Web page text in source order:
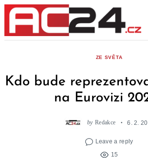
Skip
content
ZE SVĚTA
Kdo bude
na Eurovizi
by Redakce 6. 2.
Leave a reply
15